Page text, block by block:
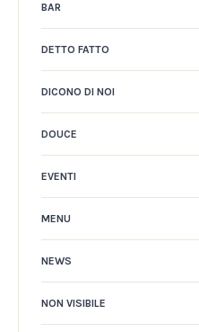
BAR
DETTO FATTO
DICONO DI NOI
DOUCE
EVENTI
MENU
NEWS
NON VISIBILE